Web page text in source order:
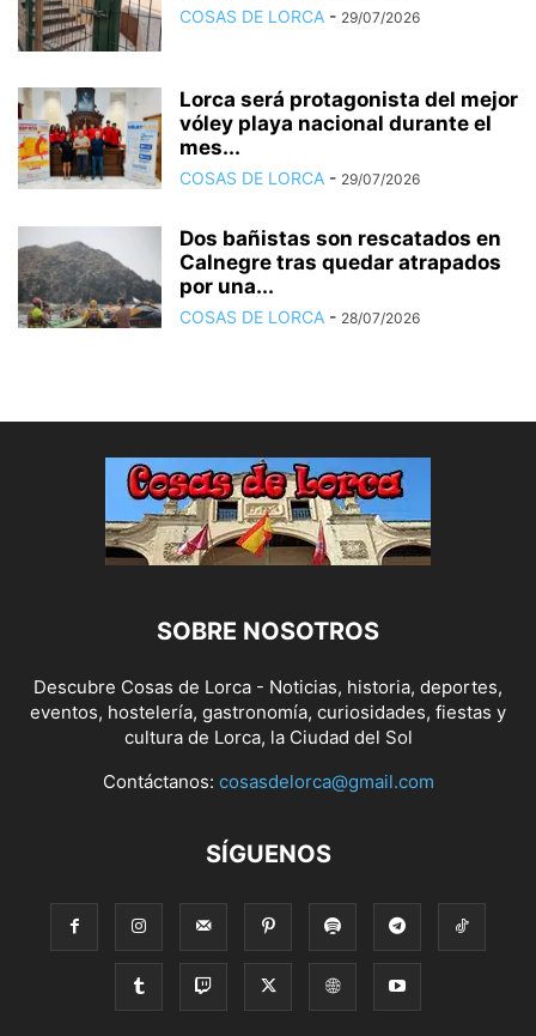
COSAS DE LORCA - 29/07/2026
Lorca será protagonista del mejor
vóley playa nacional durante el
mes...
COSAS DE LORCA - 29/07/2026
Dos bañistas son rescatados en
Calnegre tras quedar atrapados
por una...
COSAS DE LORCA - 28/07/2026
SOBRE NOSOTROS
Descubre Cosas de Lorca - Noticias, historia, deportes,
eventos, hostelería, gastronomía, curiosidades, fiestas y
cultura de Lorca, la Ciudad del Sol
Contáctanos: cosasdelorca@gmail.com
SÍGUENOS